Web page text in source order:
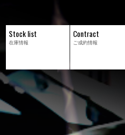
Stock list
在庫情報
Contract
ご成約情報